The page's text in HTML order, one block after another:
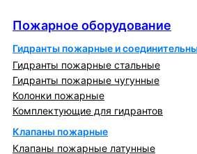
Пожарное оборудование
Гидранты пожарные и
Гидранты пожарные стальные
Гидранты пожарные чугунные
Колонки пожарные
Комплектующие для гидрантов
Клапаны пожарные
Клапаны пожарные латунные